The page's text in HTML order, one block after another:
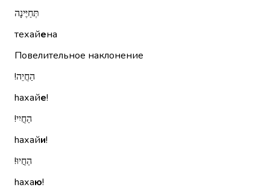
תְּחַיֶּינָה
техайена
Повелительное наклонение
הַחֲיֵה!‏
hахайе!
הַחֲיִי!‏
hахайи!
הַחֲיוּ!‏
hахаю!